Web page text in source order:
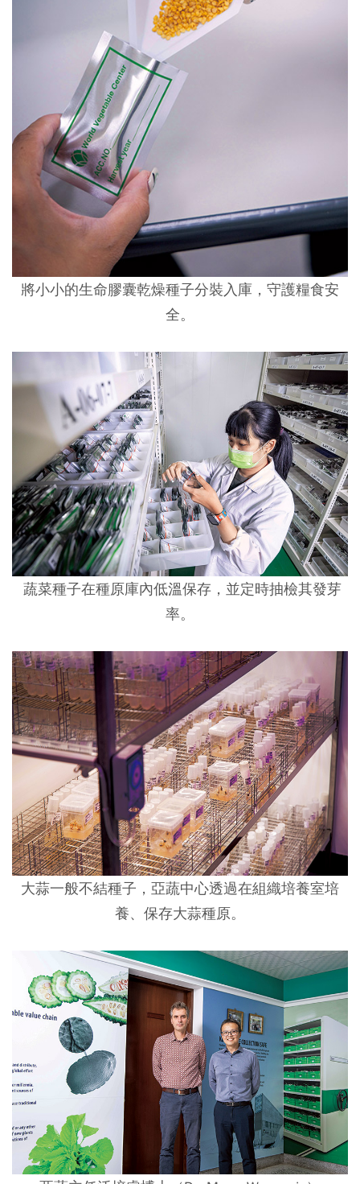
將小小的生命膠囊乾燥種子分裝入庫，守護糧食安
全。
蔬菜種子在種原庫內低溫保存，並定時抽檢其發芽
率。
大蒜一般不結種子，亞蔬中心透過在組織培養室培
養、保存大蒜種原。